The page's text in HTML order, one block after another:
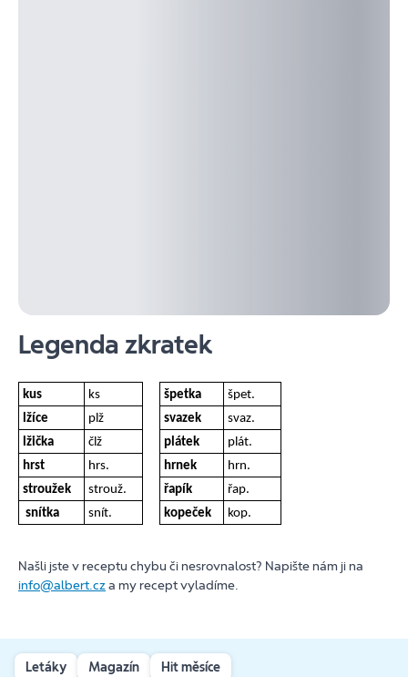
Legenda zkratek
kus ks špetka
špet.
lžíce
plž svazek
svaz.
lžička
člž plátek
plát.
hrst
hrs. hrnek
hrn.
stroužek
strouž. řapík
řap.
snítka
snít. kopeček kop.
Našli jste v receptu chybu či nesrovnalost? Napište nám ji na
info@albert.cza my recept vyladíme.
Letáky Magazín Hit měsíce